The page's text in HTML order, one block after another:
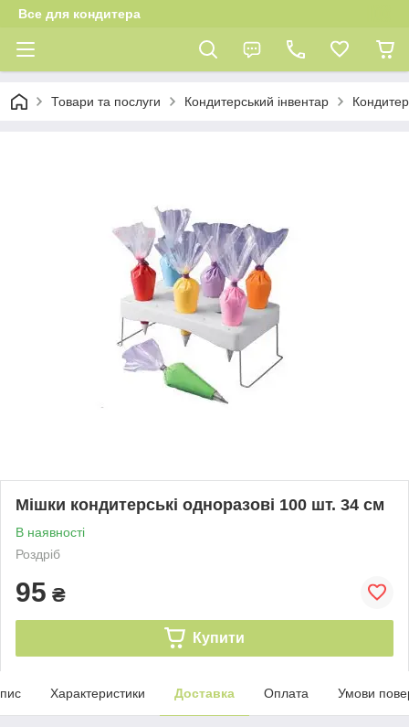
Все для кондитера
Товари та послуги Кондитерський інвентар
Мішки кондитерські одноразові 100 шт. 34 см
В наявності
Роздріб
95 ₴
Купити
Характеристики Доставка Оплата Умови